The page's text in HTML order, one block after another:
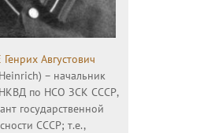
Августович
– начальник
по НСО ЗСК СССР,
государственной
СССР; т.е.,